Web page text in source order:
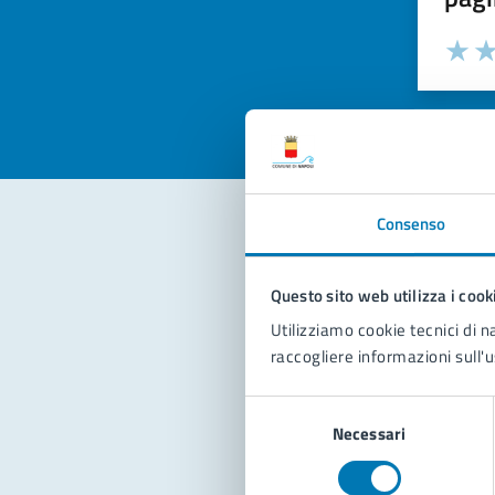
Consenso
Questo sito web utilizza i
Utilizziamo cookie tecnici di
raccogliere informazioni
Necessari
Valuta